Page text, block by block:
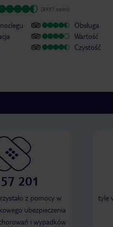
(8937 opinii)
Obsługa
Wartość
Czystość
201
z pomocy w
ubezpieczenia
i wypadków
tyle